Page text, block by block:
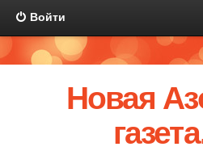
Войти
Новая